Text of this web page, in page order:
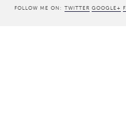
FOLLOW ME ON: TWITTER GOOGLE+